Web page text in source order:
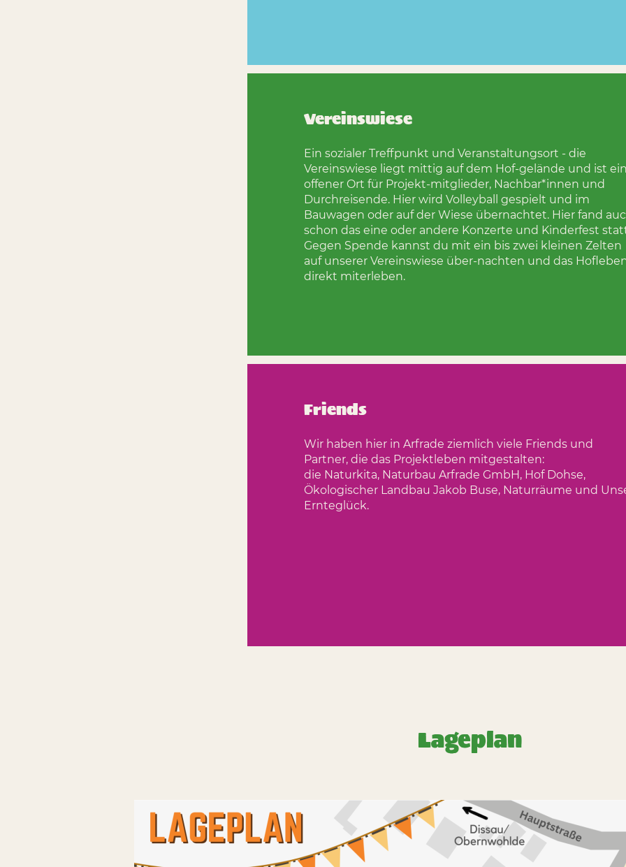
Vereinswiese
Ein sozialer Treffpunkt und Veranstaltungsort - die
Vereinswiese liegt mittig auf dem Hof-gelände und ist
offener Ort für Projekt-mitglieder, Nachbar*innen und
Durchreisende. Hier wird Volleyball gespielt und im
Bauwagen oder auf der Wiese übernachtet. Hier fand
schon das eine oder andere Konzerte und Kinderfest
Gegen Spende kannst du mit ein bis zwei kleinen Zelten
auf unserer Vereinswiese über-nachten und das
direkt miterleben.
Friends
Wir haben hier in Arfrade ziemlich viele Friends und
Partner, die das Projektleben mitgestalten:
die Naturkita, Naturbau Arfrade GmbH, Hof Dohse,
Ökologischer Landbau Jakob Buse, Naturräume und
Ernteglück.
Lageplan